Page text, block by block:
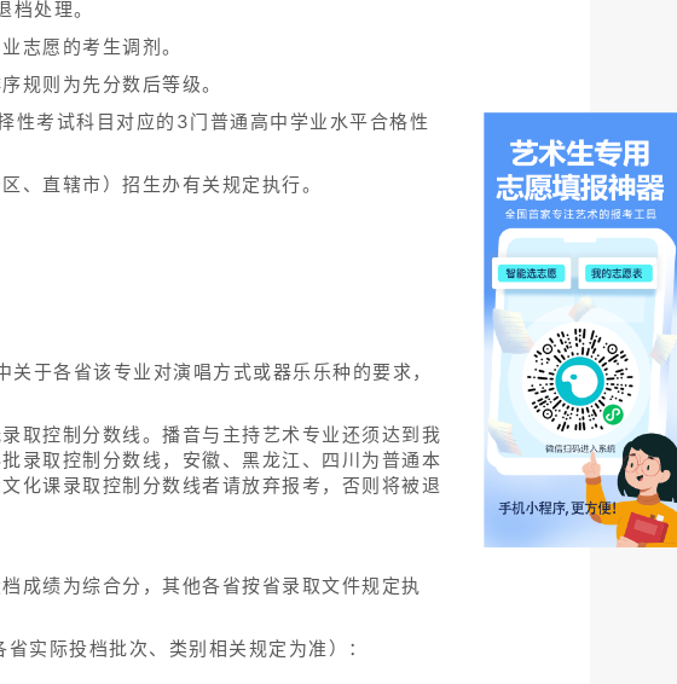
处理。
志愿的考生调剂。
规则为先分数后等级。
性考试科目对应的3门普通高中学业水平合格性
、直辖市）招生办有关规定执行。
于各省该专业对演唱方式或器乐乐种的要求，
取控制分数线。播音与主持艺术专业还须达到我
录取控制分数线，安徽、黑龙江、四川为普通本
化课录取控制分数线者请放弃报考，否则将被退
成绩为综合分，其他各省按省录取文件规定执
实际投档批次、类别相关规定为准）：